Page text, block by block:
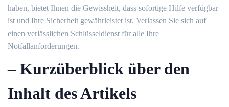
haben, bietet Ihnen die Gewissheit, dass sofortige Hilfe verfügbar
ist und Ihre Sicherheit gewährleistet ist.​ Verlassen Sie sich auf
einen verlässlichen Schlüsseldienst für alle Ihre
Notfallanforderungen.
– Kurzüberblick über den
Inhalt des Artikels